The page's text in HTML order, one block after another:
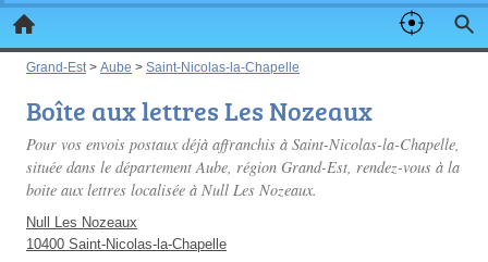
Grand-Est > Aube > Saint-Nicolas-la-Chapelle
Boîte aux lettres Les Nozeaux
Pour vos envois postaux déjà affranchis à Saint-Nicolas-la-Chapelle,
située dans le département Aube, région Grand-Est, rendez-vous à la
boite aux lettres localisée à Null Les Nozeaux.
Null Les Nozeaux
10400 Saint-Nicolas-la-Chapelle